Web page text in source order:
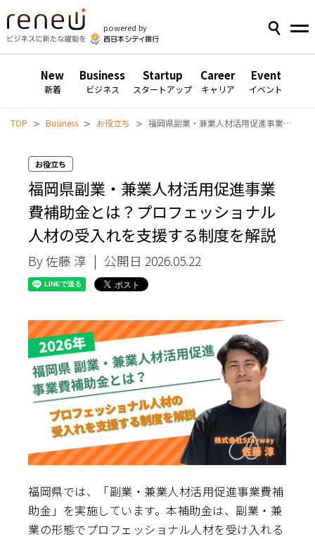
powered by
New
新着
Business
ビジネス
Startup
スタートアップ
Career
キャリア
Event
イベント
TOP > Business > お役立ち > 福岡県副業・兼業人材活用促進事業費補助金とは？プロフェッショナル人材の受入れを支援する制度を解説
お役立ち
福岡県副業・兼業人材活用促進事業
費補助金とは？プロフェッショナル
人材の受入れを支援する制度を解説
By 佐藤 淳 | 公開日 2026.05.22
福岡県では、「副業・兼業人材活用促進事業費補
助金」を実施しています。本補助金は、副業・兼
業の形態でプロフェッショナル人材を受け入れる